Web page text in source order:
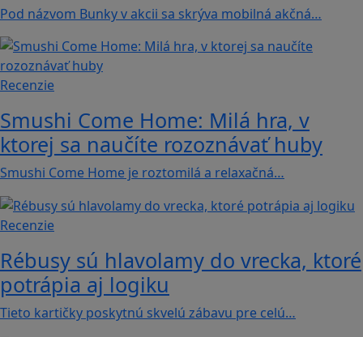
Pod názvom Bunky v akcii sa skrýva mobilná akčná…
Recenzie
Smushi Come Home: Milá hra, v
ktorej sa naučíte rozoznávať huby
Smushi Come Home je roztomilá a relaxačná…
Recenzie
Rébusy sú hlavolamy do vrecka, ktoré
potrápia aj logiku
Tieto kartičky poskytnú skvelú zábavu pre celú…